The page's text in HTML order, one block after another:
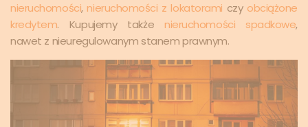
nieruchomości,nieruchomości z lokatorami czy obciążone
kredytem. Kupujemy takżenieruchomości spadkowe,
nawet z nieuregulowanym stanem prawnym.